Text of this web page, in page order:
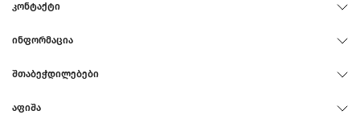
ᲙᲝᲜᲢᲐᲥᲢᲘ
ᲘᲜᲤᲝᲠᲛᲐᲪᲘᲐ
ᲨᲗᲐᲑᲔᲭᲓᲘᲚᲔᲑᲔᲑᲘ
ᲐᲤᲘᲨᲐ